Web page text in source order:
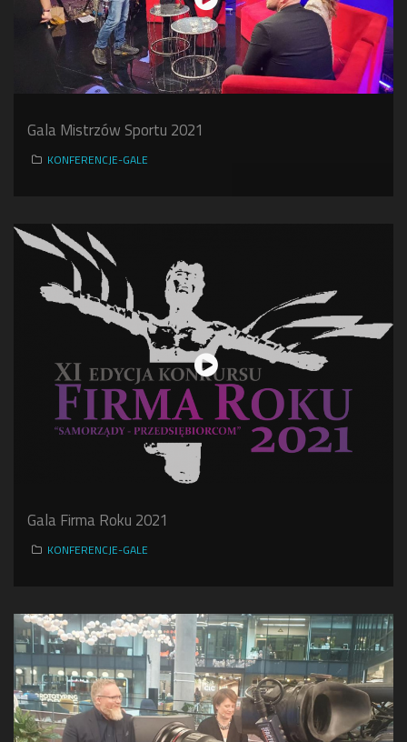
Gala Mistrzów Sportu 2021
KONFERENCJE-GALE
Gala Firma Roku 2021
KONFERENCJE-GALE